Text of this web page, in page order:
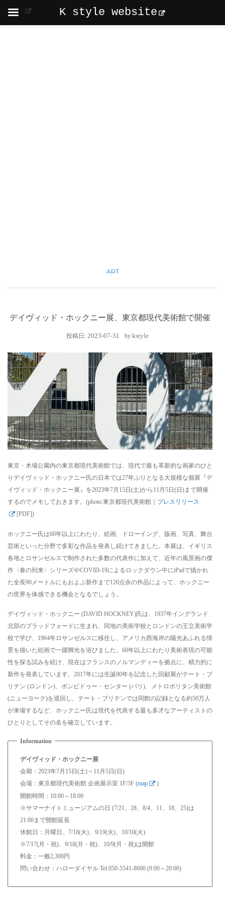
ART
デイヴィッド・ホックニー展、東京都現代美術館で開催
投稿日: 2023-07-31 by kstyle
東京・木場公園内の東京都現代美術館では、現代で最も革新的な画家のひと
りデイヴィッド・ホックニー氏の日本では27年ぶりとなる大規模な個展『デ
イヴィッド・ホックニー展』を2023年7月15日(土)から11月5日(日)まで開催
するのでメモしておきます。(photo:東京都現代美術館｜ プレスリリース
[PDF])
ホックニー氏は60年以上にわたり、絵画、ドローイング、版画、写真、舞台
芸術といった分野で多彩な作品を発表し続けてきました。本展は、イギリス
各地とロサンゼルスで制作された多数の代表作に加えて、近年の風景画の傑
作〈春の到来〉シリーズやCOVID-19によるロックダウン中にiPadで描かれ
た全長90メートルにもおよぶ新作まで120点余の作品によって、ホックニー
の世界を体感できる機会となるでしょう。
デイヴィッド・ホックニー (DAVID HOCKNEY)氏は、1937年イングランド
北部のブラッドフォードに生まれ、同地の美術学校とロンドンの王立美術学
校で学び、1964年ロサンゼルスに移住し、アメリカ西海岸の陽光あふれる情
景を描いた絵画で一躍脚光を浴びました。60年以上にわたり美術表現の可能
性を探る試みを続け、現在はフランスのノルマンディーを拠点に、精力的に
新作を発表しています。2017年には生誕80年を記念した回顧展がテート・ブ
リテン (ロンドン)、ポンピドゥー・センター (パリ)、メトロポリタン美術館
(ニューヨーク)を巡回し、テート・ブリテンでは同館の記録となる約50万人
が来場するなど、ホックニー氏は現代を代表する最も多才なアーティストの
ひとりとしてその名を確立しています。
デイヴィッド・ホックニー展
会期：2023年7月15日(土)～11月5日(日)
会場：東京都現代美術館 企画展示室 1F/3F (map
)
開館時間：10:00～18:00
※サマーナイトミュージアムの日 (7/21、28、8/4、11、18、25)は
21:00まで開館延長
休館日：月曜日、7/18(火)、9/19(火)、10/10(火)
※7/17(月・祝)、9/18(月・祝)、10/9(月・祝)は開館
料金：一般2,300円
問い合わせ：ハローダイヤル Tel.050-5541-8600 (9:00～20:00)
K style website